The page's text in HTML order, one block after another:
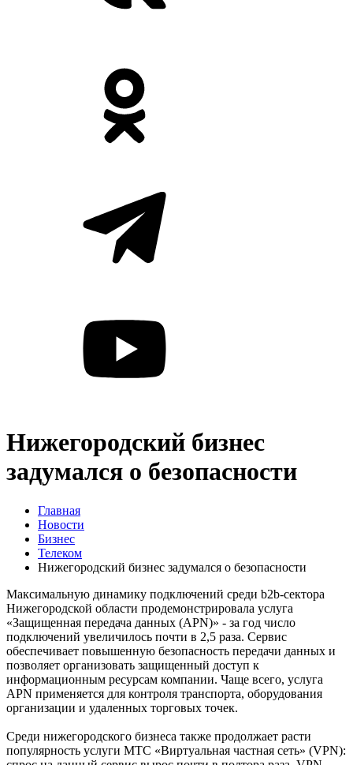
Нижегородский бизнес
задумался о безопасности
Главная
Новости
Бизнес
Телеком
Нижегородский бизнес задумался о безопасности
Максимальную динамику подключений среди b2b-сектора
Нижегородской области продемонстрировала услуга
«Защищенная передача данных (APN)» - за год число
подключений увеличилось почти в 2,5 раза. Сервис
обеспечивает повышенную безопасность передачи данных и
позволяет организовать защищенный доступ к
информационным ресурсам компании. Чаще всего, услуга
APN применяется для контроля транспорта, оборудования
организации и удаленных торговых точек.
Среди нижегородского бизнеса также продолжает расти
популярность услуги МТС «Виртуальная частная сеть» (VPN):